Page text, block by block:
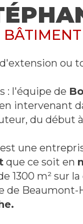
BÂTIMENT
ou
: l'équipe de
intervenant
du début
est une
que ce soit en
1300 m² sur
de Beaumont-